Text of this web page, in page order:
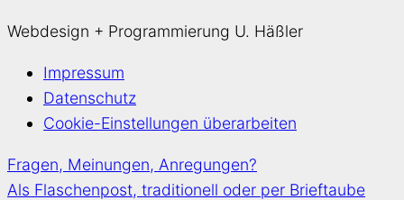
Webdesign + Programmierung U. Häßler
Impressum
Datenschutz
Cookie-Einstellungen überarbeiten
Fragen, Meinungen, Anregungen?
Als Flaschenpost, traditionell oder per Brieftaube